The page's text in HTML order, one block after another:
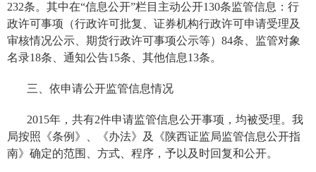
232条。其中在“信息公开”栏目主动公开130条监管信息：行
政许可事项（行政许可批复、证券机构行政许可申请受理及
审核情况公示、期货行政许可事项公示等） 84条、监管对象
名录18条、通知公告15条、其他信息13条。
三、依申请公开监管信息情况
2015年，共有2件申请监管信息公开事项，均被受理。我
局按照《条例》、《办法》及《陕西证监局监管信息公开指
南》确定的范围、方式、程序，予以及时回复和公开。